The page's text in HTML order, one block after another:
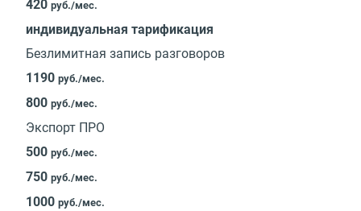
420 руб./мес.
индивидуальная тарификация
Безлимитная запись разговоров
1190 руб./мес.
800 руб./мес.
Экспорт ПРО
500 руб./мес.
750 руб./мес.
1000 руб./мес.